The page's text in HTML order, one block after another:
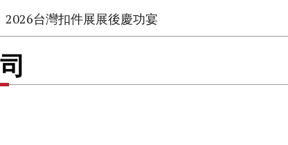
2026台灣扣件展展後慶功宴